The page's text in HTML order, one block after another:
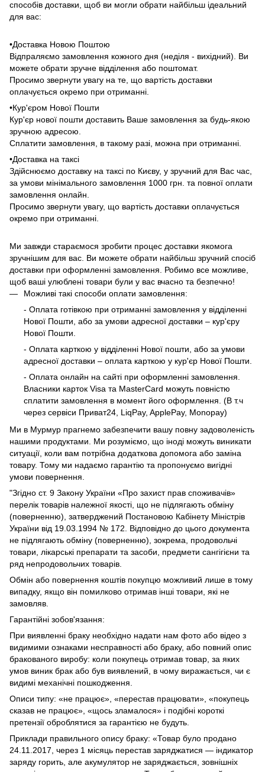
способів доставки, щоб ви могли обрати найбільш ідеальний
для вас:
•Доставка Новою Поштою
Відпраляємо замовлення кожного дня (неділя - вихідний). Ви
можете обрати зручне відділення або поштомат.
Просимо звернути увагу на те, що вартість доставки
оплачується окремо при отриманні.
•Кур'єром Нової Пошти
Кур'єр нової пошти доставить Ваше замовлення за будь-якою
зручною адресою.
Сплатити замовлення, в такому разі, можна при отриманні.
•Доставка на таксі
Здійснюємо доставку на таксі по Києву, у зручний для Вас час,
за умови мінімального замовлення 1000 грн. та повної оплати
замовлення онлайн.
Просимо звернути увагу, що вартість доставки оплачується
окремо при отриманні.
Ми завжди стараємося зробити процес доставки якомога
зручнішим для вас. Ви можете обрати найбільш зручний спосіб
доставки при оформленні замовлення. Робимо все можливе,
щоб ваші улюблені товари були у вас вчасно та безпечно!
Можливі такі способи оплати замовлення:
- Оплата готівкою при отриманні замовлення у відділенні
Нової Пошти, або за умови адресної доставки – кур'єру
Нової Пошти.
- Оплата карткою у відділенні Нової пошти, або за умови
адресної доставки – оплата карткою у кур'єр Нової Пошти.
- Оплата онлайн на сайті при оформленні замовлення.
Власники карток Visa та MasterCard можуть повністю
сплатити замовлення в момент його оформлення. (В т.ч
через сервіси Приват24, LiqPay, ApplePay, Monopay)
Ми в Мурмур прагнемо забезпечити вашу повну задоволеність
нашими продуктами. Ми розуміємо, що іноді можуть виникати
ситуації, коли вам потрібна додаткова допомога або заміна
товару. Тому ми надаємо гарантію та пропонуємо вигідні
умови повернення.
"Згідно ст. 9 Закону України «Про захист прав споживачів»
перелік товарів належної якості, що не підлягають обміну
(поверненню), затверджений Постановою Кабінету Міністрів
України від 19.03.1994 № 172. Відповідно до цього документа
не підлягають обміну (поверненню), зокрема, продовольчі
товари, лікарські препарати та засоби, предмети сангігієни та
ряд непродовольчих товарів.
Обмін або повернення коштів покупцю можливий лише в тому
випадку, якщо він помилково отримав інші товари, які не
замовляв.
Гарантійні зобов'язання:
При виявленні браку необхідно надати нам фото або відео з
видимими ознаками несправності або браку, або повний опис
бракованого виробу: коли покупець отримав товар, за яких
умов виник брак або був виявлений, в чому виражається, чи є
видимі механічні пошкодження.
Описи типу: «не працює», «перестав працювати», «покупець
сказав не працює», «щось зламалося» і подібні короткі
претензії оброблятися за гарантією не будуть.
Приклади правильного опису браку: «Товар було продано
24.11.2017, через 1 місяць перестав заряджатися — індикатор
заряду горить, але акумулятор не заряджається, зовнішніх